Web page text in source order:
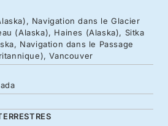
semaine à bord du Silver
de la faune sauvage, de
de communautés
le Grand Nord dans un
depuis Seward au
le Passage Intérieur de la
et rejoindre Vancouver.
Navigation dans le Glacier
(Alaska), Haines (Alaska), Sitka
Navigation dans le Passage
Vancouver